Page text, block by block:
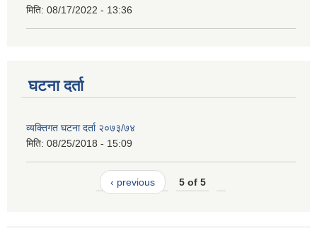
मिति: 08/17/2022 - 13:36
घटना दर्ता
व्यक्तिगत घटना दर्ता २०७३/७४
मिति: 08/25/2018 - 15:09
‹ previous 5 of 5